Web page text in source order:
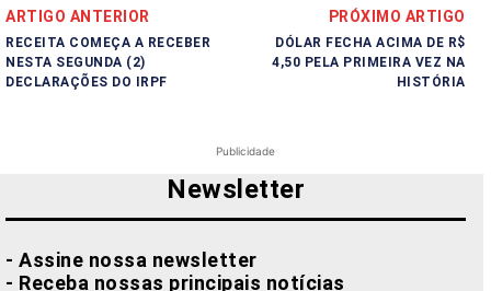
ARTIGO ANTERIOR
RECEITA COMEÇA A RECEBER
NESTA SEGUNDA (2)
DECLARAÇÕES DO IRPF
PRÓXIMO ARTIGO
DÓLAR FECHA ACIMA DE R$
4,50 PELA PRIMEIRA VEZ NA
HISTÓRIA
Publicidade
Newsletter
- Assine nossa newsletter
- Receba nossas principais notícias